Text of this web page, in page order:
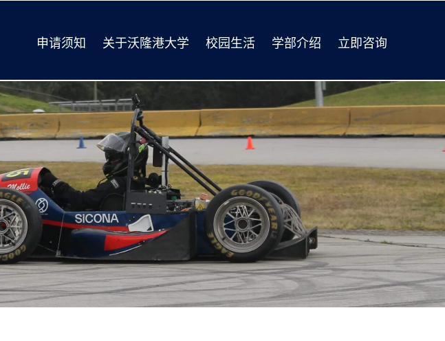
申请须知 关于沃隆港大学 校园生活 学部介绍 立即咨询